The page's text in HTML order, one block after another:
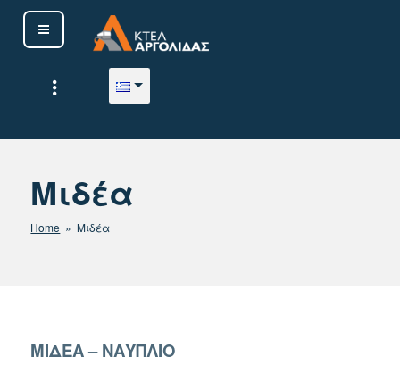
Μετάβαση
περιεχόμενο
ΚΤΕΛ ΑΡΓΟΛΙΔΑΣ Α. Ε.
Μιδέα
Home » Μιδέα
ΜΙΔΕΑ – ΝΑΥΠΛΙΟ